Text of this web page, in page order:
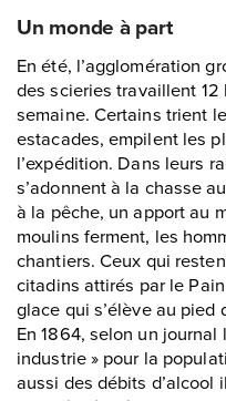
Un monde à part
En été, l’agglomération
des scieries travaillent
semaine. Certains trient
estacades, empilent les
l’expédition. Dans leurs
s’adonnent à la chasse
à la pêche, un apport au
moulins ferment, les
chantiers. Ceux qui
citadins attirés par le
glace qui s’élève au pied
En 1864, selon un
industrie » pour la
aussi des débits d’alcool